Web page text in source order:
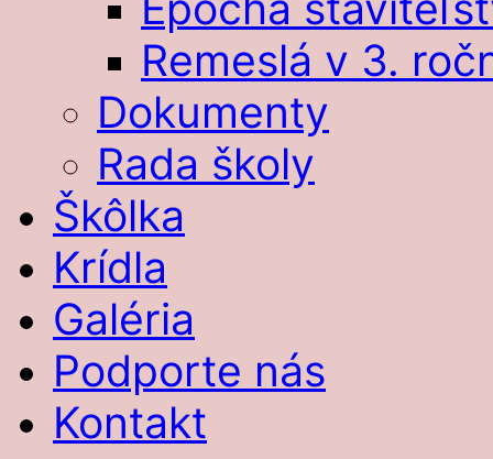
Remeslá v 3.
Dokumenty
Rada školy
Škôlka
Krídla
Galéria
Podporte nás
Kontakt